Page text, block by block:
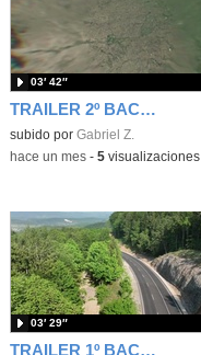
TRAILER 2º BACHILLERATO UD1
Contenido educativo.
subido por Gabriel Z.
03′ 42″
-hace un mes- 5visualizaciones
TRAILER 1º BACHILLERATO UD4
03′ 29″